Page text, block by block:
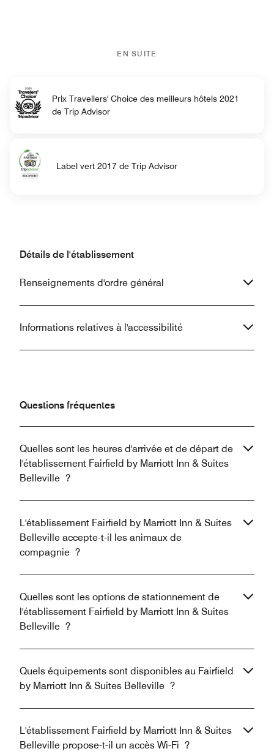
EN SUITE
Prix Travellers' Choice des meilleurs hôtels 2021
de Trip Advisor
Label vert 2017 de Trip Advisor
Détails de l'établissement
Renseignements d'ordre général
Informations relatives à l'accessibilité
Questions fréquentes
Quelles sont les heures d'arrivée et de départ de
l'établissement Fairfield by Marriott Inn & Suites
Belleville ?
L'établissement Fairfield by Marriott Inn & Suites
Belleville accepte-t-il les animaux de
compagnie ?
Quelles sont les options de stationnement de
l'établissement Fairfield by Marriott Inn & Suites
Belleville ?
Quels équipements sont disponibles au Fairfield
by Marriott Inn & Suites Belleville ?
L'établissement Fairfield by Marriott Inn & Suites
Belleville propose-t-il un accès Wi-Fi ?